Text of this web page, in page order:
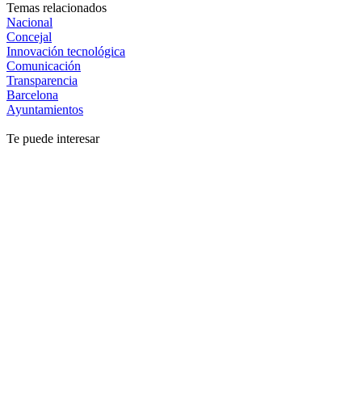
Temas relacionados
Nacional
Concejal
Innovación tecnológica
Comunicación
Transparencia
Barcelona
Ayuntamientos
Te puede interesar